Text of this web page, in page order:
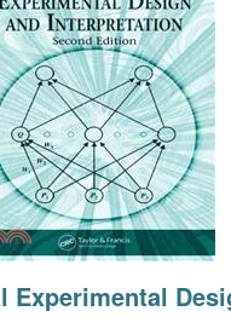
Experimental